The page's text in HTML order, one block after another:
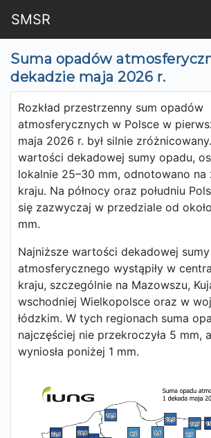
SMSR
Suma opadów
dekadzie maja 2026 r.
Rozkład przestrzenny sum opadów
atmosferycznych w Polsce w
maja 2026 r. był silnie
wartości dekadowej sumy opadu,
lokalnie 25–30 mm, odnotowano na
kraju. Na północy oraz południu
się zazwyczaj w przedziale od
mm.
Najniższe wartości dekadowej
atmosferycznego wystąpiły w
kraju, szczególnie na Mazowszu,
wschodniej Wielkopolsce oraz w
łódzkim. W tych regionach suma
najczęściej nie przekroczyła 5 mm,
wyniosła poniżej 1 mm.